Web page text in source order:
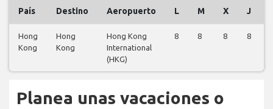
País Destino Aeropuerto L M X J
Hong
Kong
Hong
Kong
Hong Kong
International
(HKG)
8 8 8 8
Planea unas vacaciones o